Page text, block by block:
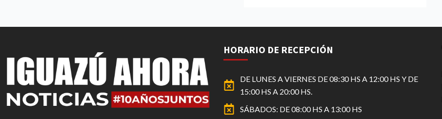
HORARIO DE RECEPCIÓN
DE LUNES A VIERNES DE 08:30 HS A 12:00 HS Y DE
15:00 HS A 20:00 HS.
SÁBADOS: DE 08:00 HS A 13:00 HS